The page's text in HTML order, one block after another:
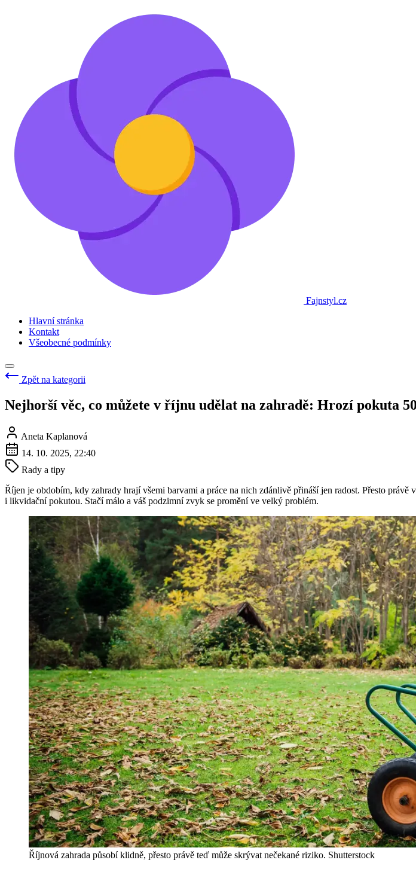
Fajnstyl.cz
Hlavní stránka
Kontakt
Všeobecné podmínky
Zpět na kategorii
Nejhorší věc, co můžete v říjnu udělat na zahradě: Hrozí pokuta
Aneta Kaplanová
14. 10. 2025, 22:40
Rady a tipy
Říjen je obdobím, kdy zahrady hrají všemi barvami a práce na nich zdánlivě přináší jen radost. Přesto
i likvidační pokutou. Stačí málo a váš podzimní zvyk se promění ve velký problém.
Říjnová zahrada působí klidně, přesto právě teď může skrývat nečekané riziko. Shutterstock